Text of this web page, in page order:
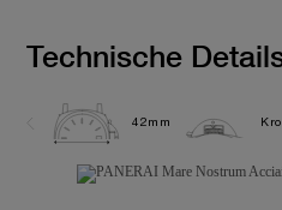
Technische
42mm